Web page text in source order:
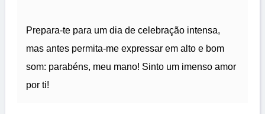
Prepara-te para um dia de celebração intensa,
mas antes permita-me expressar em alto e bom
som: parabéns, meu mano! Sinto um imenso amor
por ti!